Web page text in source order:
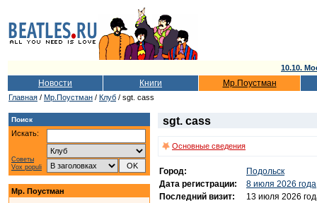
10.10.
Новости Книги Мр.Поустман
Главная / Мр.Поустман / Клуб / sgt. cass
Поиск
Искать:
Советы
Vox populi
Мр. Поустман
sgt. cass
Основные сведения
Город:
Подольск
Дата регистрации:
8 июля 2026 года
Последний визит:
13 июля 2026